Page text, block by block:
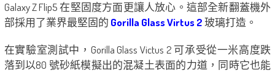
Galaxy Z Flip5 在堅固度方面更讓人放心。這部全新翻蓋機外
部採用了業界最堅固的 Gorilla Glass Virtus 2玻璃打造。
在實驗室測試中，Gorilla Glass Victus 2 可承受從一米高度跌
落到以80 號砂紙模擬出的混凝土表面的力道，同時它也能